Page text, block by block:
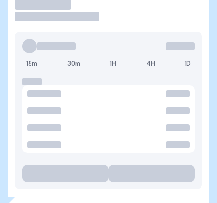
15m 30m 1H 4H 1D